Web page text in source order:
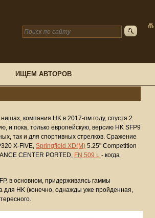
ИЩЕМ АВТОРОВ
компания HK в 2017-ом году, спустя 2
и пока, только европейскую, версию HK SFP9
так и для спортивных стрелков. Сражение
X-FIVE, Springfield XD(M) 5.25" Competition
CENTER PORTED, FN 509 L - когда
в основном, придерживаясь гаммы
для HK (конечно, однажды уже пройденная,